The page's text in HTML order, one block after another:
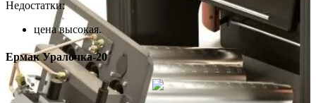
Недостатки:
цена высокая.
Ермак Уралочка-20